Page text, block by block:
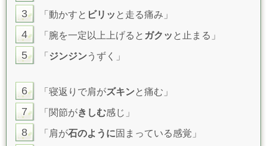
3 「動かすと ビリッ と走る痛み」
4 「腕を一定以上上げると ガクッ と止まる」
5 「 ジンジンうずく」
6 「寝返りで肩がズキンと痛む」
7 「関節がきしむ感じ」
8 「肩が石のように固まっている感覚」